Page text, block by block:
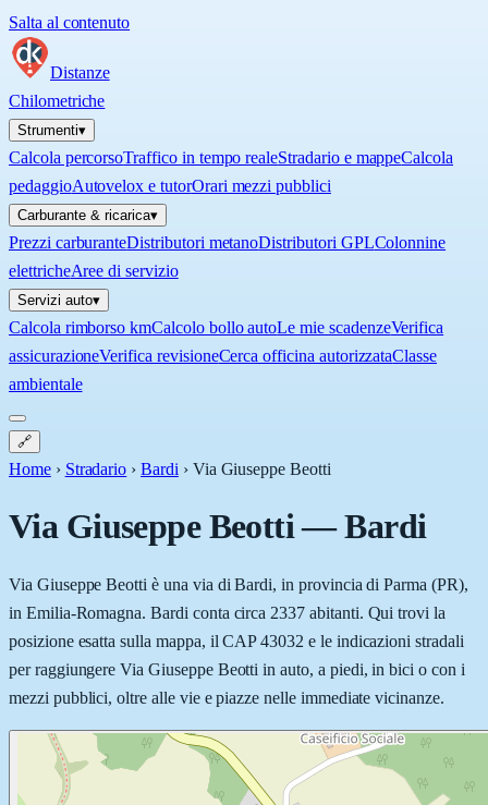
Salta al contenuto
Distanze
Chilometriche
Strumenti▾
Calcola percorsoTraffico in tempo realeStradario e mappeCalcola
pedaggioAutovelox e tutorOrari mezzi pubblici
Carburante & ricarica▾
Prezzi carburanteDistributori metanoDistributori GPLColonnine
elettricheAree di servizio
Servizi auto▾
Calcola rimborso kmCalcolo bollo autoLe mie scadenzeVerifica
assicurazioneVerifica revisioneCerca officina autorizzataClasse
ambientale
🔗
Home › Stradario › Bardi › Via Giuseppe Beotti
Via Giuseppe Beotti—Bardi
Via Giuseppe Beotti è una via di Bardi, in provincia di Parma (PR),
in Emilia-Romagna. Bardi conta circa 2337 abitanti. Qui trovi la
posizione esatta sulla mappa, il CAP 43032 e le indicazioni stradali
per raggiungere Via Giuseppe Beotti in auto, a piedi, in bici o con i
mezzi pubblici, oltre alle vie e piazze nelle immediate vicinanze.